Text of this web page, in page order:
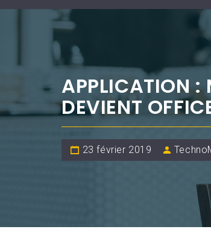
APPLICATION :
DEVIENT
23 février 2019